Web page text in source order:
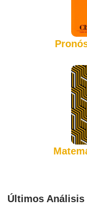
Últimos Análisis